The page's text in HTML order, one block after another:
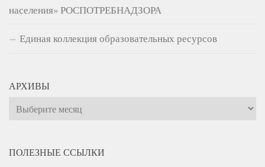
населения» РОСПОТРЕБНАДЗОРА
Единая коллекция образовательных ресурсов
АРХИВЫ
Архивы
ПОЛЕЗНЫЕ ССЫЛКИ